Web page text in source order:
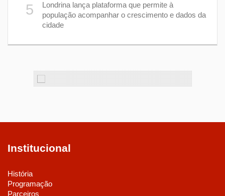
5
Londrina lança plataforma que permite à
população acompanhar o crescimento e dados da
cidade
Institucional
História
Programação
Parceiros